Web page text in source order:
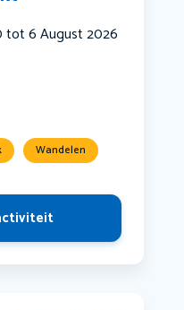
tot 6 August 2026
Wandelen